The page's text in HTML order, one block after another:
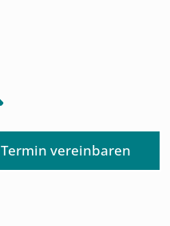
Termin vereinbaren